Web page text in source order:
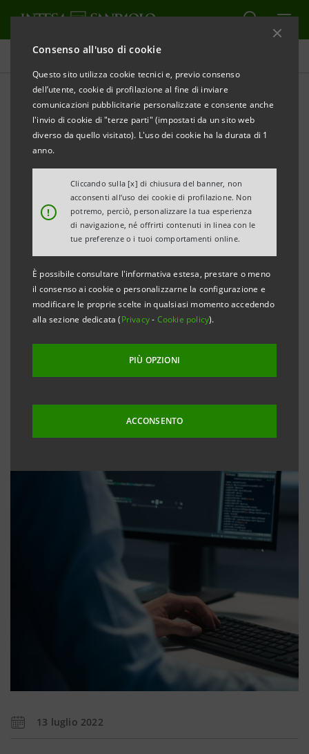
Consenso all'uso di cookie
Questo sito utilizza cookie tecnici e, previo consenso
dell’utente, cookie di profilazione al fine di inviare
comunicazioni pubblicitarie personalizzate e consente anche
l'invio di cookie di "terze parti" (impostati da un sito web
diverso da quello visitato). L'uso dei cookie ha la durata di 1
anno.
!
Cliccando sulla [x] di chiusura del banner, non
acconsenti all’uso dei cookie di profilazione. Non
potremo, perciò, personalizzare la tua esperienza
di navigazione, né offrirti contenuti in linea con le
tue preferenze o i tuoi comportamenti online.
È possibile consultare l'informativa estesa, prestare o meno
il consenso ai cookie o personalizzarne la configurazione e
modificare le proprie scelte in qualsiasi momento accedendo
alla sezione dedicata (Privacy- Cookie policy).
PIÙ OPZIONI
ACCONSENTO
Tutti gli eventi sostenuti dalla banca
INNOVAZIONE
L’AI nel contrasto al crimine
finanziario
13 luglio 2022